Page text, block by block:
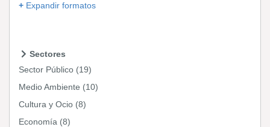
Expandir formatos
Sectores
Sector Público (19)
Medio Ambiente (10)
Cultura y Ocio (8)
Economía (8)